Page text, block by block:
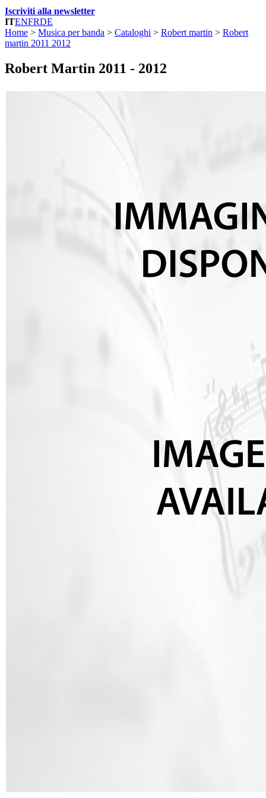
Iscriviti alla newsletter
ITENFRDE
Home > Musica per banda > Cataloghi > Robert martin > Robert
martin 2011 2012
Robert Martin 2011 - 2012